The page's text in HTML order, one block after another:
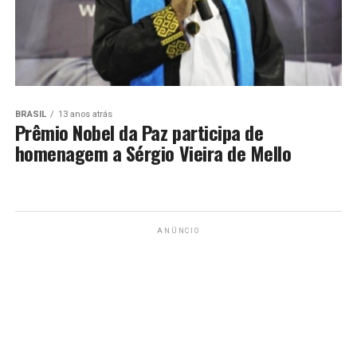
BRASIL 13 anos atrás
Prêmio Nobel da Paz participa de
homenagem a Sérgio Vieira de Mello
ANÚNCIO